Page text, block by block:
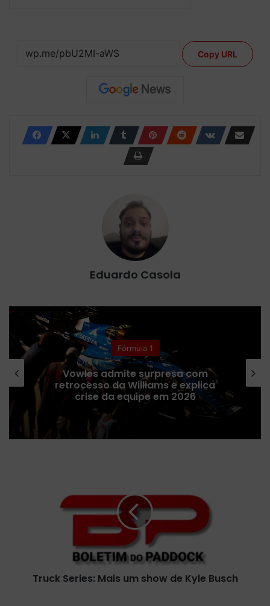
Copy URL
Eduardo Casola
Indy
IndyCar em Portland: confira os
horários da 13ª etapa da temporada
2026 e onde assistir
Truck Series: Mais um show de Kyle Busch